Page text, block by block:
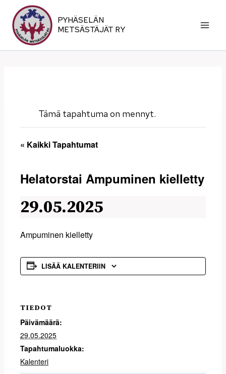
sisältöön
PYHÄSELÄN
METSÄSTÄJÄT RY
Tämä tapahtuma on mennyt.
« Kaikki Tapahtumat
Helatorstai Ampuminen kielletty
29.05.2025
Ampuminen kielletty
LISÄÄ KALENTERIIN
TIEDOT
Päivämäärä:
29.05.2025
Tapahtumaluokka:
Kalenteri